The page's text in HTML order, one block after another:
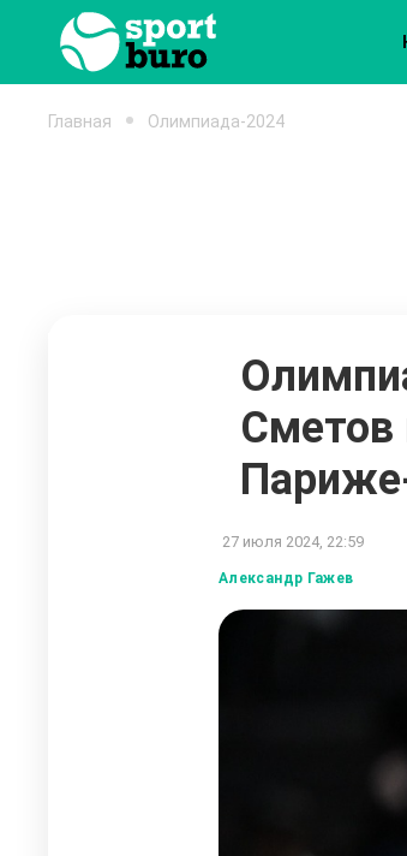
Главная Олимпиада-2024
Сметов
27 июля 2024, 22:59
Александр Гажев